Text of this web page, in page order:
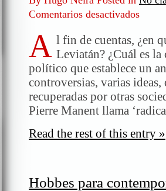
Comentarios desactivados
aporte
A l fin de cuentas, ¿en
Leviatán? ¿Cuál es
político que establece un
controversias, varias
recuperadas por otras
Pierre Manent llama
Read the rest of this entry »
Hobbes para